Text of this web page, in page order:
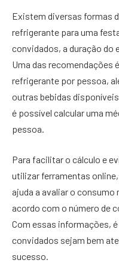
Existem diversas formas
refrigerante para uma
convidados, a duração
Uma das recomendações
refrigerante por pessoa,
outras bebidas
é possível calcular uma
pessoa.
Para facilitar o cálculo e
utilizar ferramentas
ajuda a avaliar o consumo
acordo com o número de
Com essas informações,
convidados sejam bem
sucesso.